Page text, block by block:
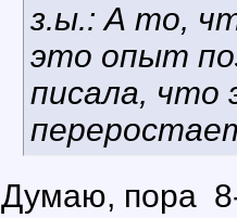
з.ы.: А то,
это опыт
писала, что
Думаю, пора